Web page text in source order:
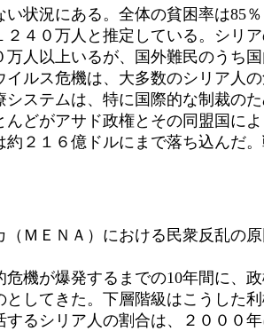
状況にある。全体の貧困率は85
４０万人と推定している。シリ
人以上いるが、国外難民のうち
ルス危機は、大多数のシリア人
ステムは、特に国際的な制裁の
どがアサド政権とその同盟国に
２１６億ドルにまで落ち込んだ
ＭＥＮＡ）における民衆反乱の
機が爆発するまでの10年間に、
してきた。下層階級はこうした
るシリア人の割合は、２０００